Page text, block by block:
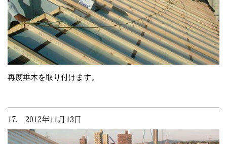
再度垂木を取り付けます。
17. 2012年11月13日